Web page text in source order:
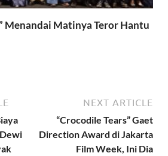
Menandai Matinya Teror Hantu
NEXT ARTICLE
“Crocodile Tears” Gaet
Direction Award di Jakarta
Film Week, Ini Dia